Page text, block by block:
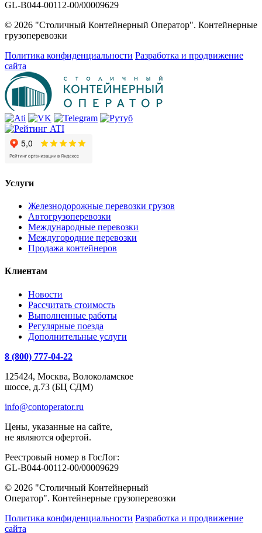
GL-B044-00112-00/00009629
© 2026 "Столичный Контейнерный Оператор". Контейнерные
грузоперевозки
Политика конфиденциальности Разработка и продвижение
сайта
Услуги
Железнодорожные перевозки грузов
Автогрузоперевозки
Международные перевозки
Междугородние перевозки
Продажа контейнеров
Клиентам
Новости
Рассчитать стоимость
Выполненные работы
Регулярные поезда
Дополнительные услуги
8 (800) 777-04-22
125424, Москва, Волоколамское
шоссе, д.73 (БЦ СДМ)
info@contoperator.ru
Цены, указанные на сайте,
не являются офертой.
Реестровый номер в ГосЛог:
GL-B044-00112-00/00009629
© 2026 "Столичный Контейнерный
Оператор". Контейнерные грузоперевозки
Политика конфиденциальности Разработка и продвижение
сайта